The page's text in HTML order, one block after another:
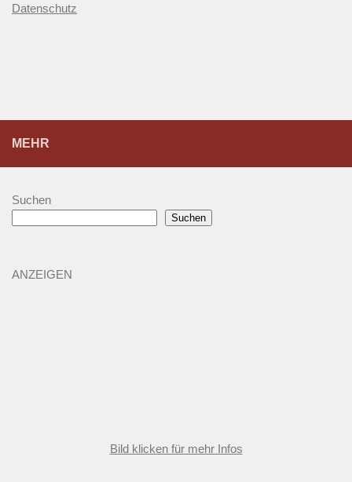
Datenschutz
MEHR
Suchen
Suchen
ANZEIGEN
Bild klicken für mehr Infos